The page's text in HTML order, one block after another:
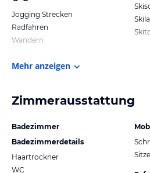
Jogging Strecken
Radfahren
Wandern
Mehr anzeigen
Zimmerausstattung
Badezimmer
Badezimmerdetails
Haartrockner
WC